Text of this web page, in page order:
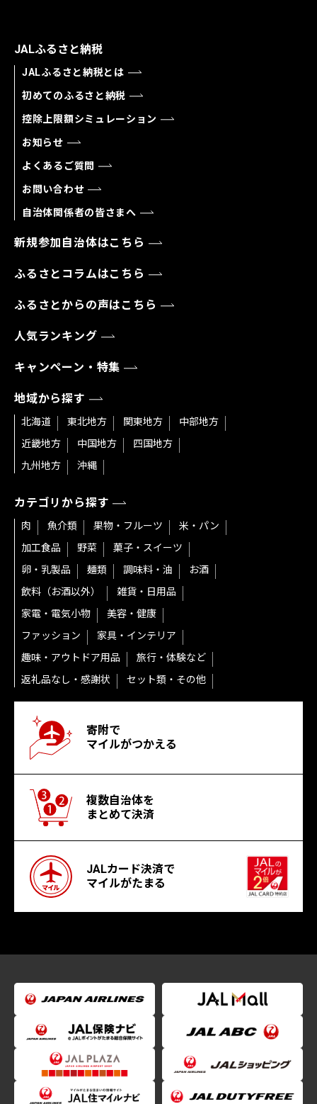
JALふるさと納税
JALふるさと納税とは
初めてのふるさと納税
控除上限額シミュレーション
お知らせ
よくあるご質問
お問い合わせ
自治体関係者の皆さまへ
新規参加自治体はこちら
ふるさとコラムはこちら
ふるさとからの声はこちら
人気ランキング
キャンペーン・特集
地域から探す
北海道 東北地方 関東地方
中部地方
近畿地方
中国地方
四国地方
九州地方
沖縄
カテゴリから探す
肉 魚介類 果物・フルーツ
米・パン
加工食品
野菜
菓子・スイーツ
卵・乳製品
麺類 調味料・油
お酒
飲料（お酒以外）
雑貨・日用品
家電・電気小物
美容・健康
ファッション
家具・インテリア
趣味・アウトドア用品
旅行・体験など
返礼品なし・感謝状
セット類・その他
寄附で
マイルがつかえる
複数自治体を
まとめて決済
JALカード決済で
マイルがたまる